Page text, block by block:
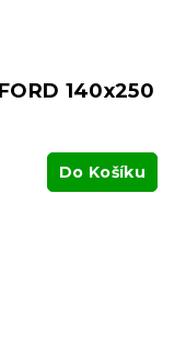
140x250
Do Košíku